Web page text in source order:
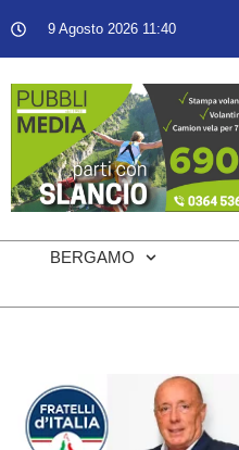
9 Agosto 2026 11:40
BERGAMO